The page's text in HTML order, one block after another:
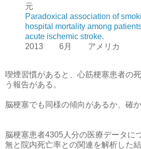
元
Paradoxical association of
hospital mortality among
acute ischemic stroke.
2013 6月 アメリカ
喫煙習慣があると、心筋梗塞患者の
う報告がある。
脳梗塞でも同様の傾向があるか、確
脳梗塞患者4305人分の医療データに
無と院内死亡率との関連を解析した結